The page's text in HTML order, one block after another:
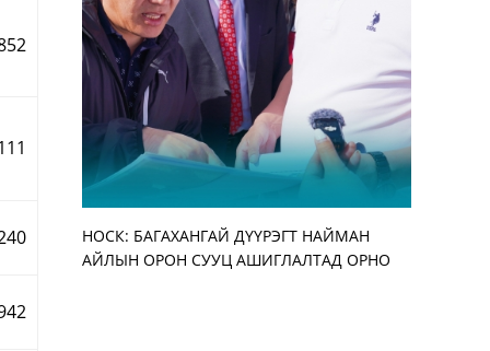
НОСК: БАГАХАНГАЙ ДҮҮРЭГТ НАЙМАН
АЙЛЫН ОРОН СУУЦ АШИГЛАЛТАД ОРНО